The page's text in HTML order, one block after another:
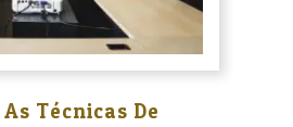
As Técnicas De